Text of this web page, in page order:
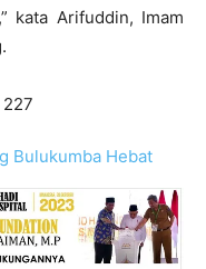
kata Arifuddin, Imam
227
Bulukumba Hebat